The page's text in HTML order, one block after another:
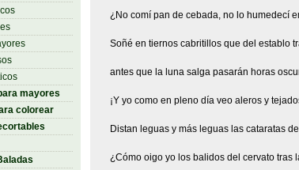
mayores
colorear
¿No comí pan de cebada, no lo humedecí
Soñé en tiernos cabritillos que del establo
antes que la luna salga pasarán horas
¡Y yo como en pleno día veo aleros y
Distan leguas y más leguas las cataratas
¿Cómo oigo yo los balidos del cervato tras